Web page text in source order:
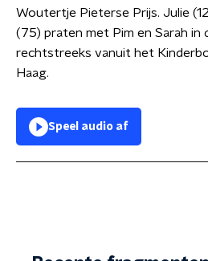
Woutertje Pieterse Prijs. Julie
(75) praten met Pim en Sarah in
rechtstreeks vanuit het
Haag.
Speel audio af